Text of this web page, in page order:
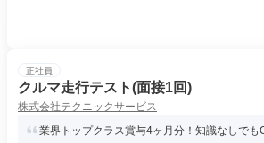
正社員
クルマ走行テスト(面接1回)
株式会社テクニックサービス
業界トップクラス賞与4ヶ月分！知識なしで